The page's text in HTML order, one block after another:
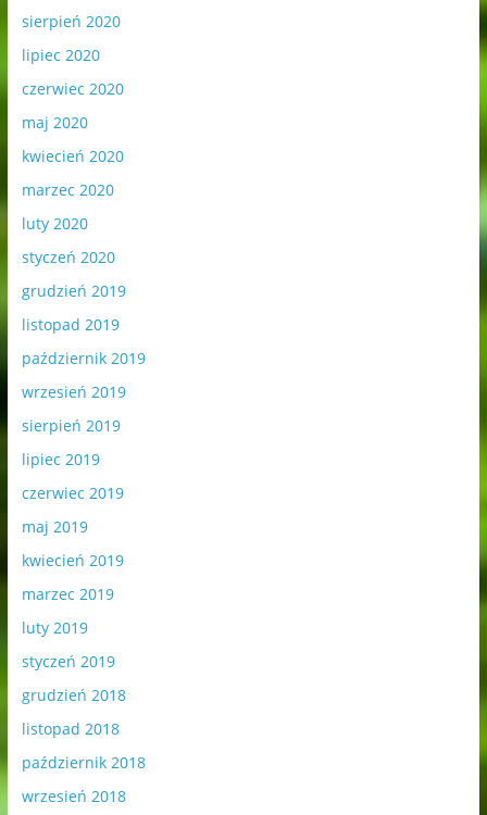
sierpień 2020
lipiec 2020
czerwiec 2020
maj 2020
kwiecień 2020
marzec 2020
luty 2020
styczeń 2020
grudzień 2019
listopad 2019
październik 2019
wrzesień 2019
sierpień 2019
lipiec 2019
czerwiec 2019
maj 2019
kwiecień 2019
marzec 2019
luty 2019
styczeń 2019
grudzień 2018
listopad 2018
październik 2018
wrzesień 2018